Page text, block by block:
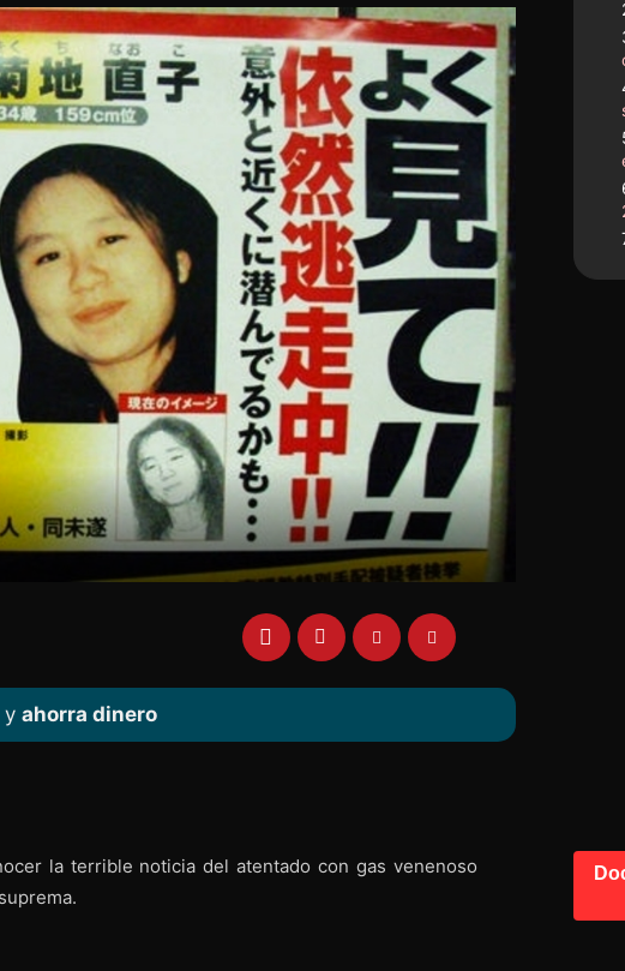
yahorra dinero
la terrible noticia del atentado con gas venenoso